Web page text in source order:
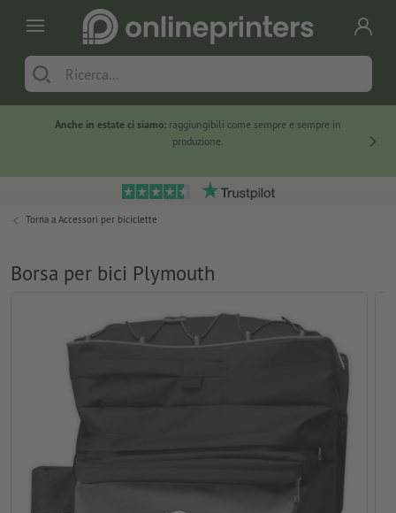
Anche in estate ci siamo: raggiungibili come sempre e sempre in
produzione.
Torna a Accessori per biciclette
Borsa per bici Plymouth